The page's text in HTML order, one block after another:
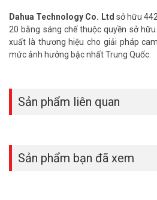
– Nhà kho, xưởng sản xuất: Giám sát
hàng hóa, và đảm bảo an ninh cho khu
– Khách sạn, nhà nghỉ: Giám sát an
viên, đồng thời quản lý hoạt động của cơ
– Bệnh viện: Giám sát an ninh cho
thời quản lý hoạt động của bệnh viện.
– Ngân hàng: Giám sát an ninh cho
Camera HDCVI 2MP Smart Dual Light
IL-A không chỉ là một chiếc camera
Dahua Technology Co. Ltd sở hữu
20 bằng sáng chế thuộc quyền sở
xuất là thương hiệu cho giải pháp
mức ảnh hưởng bậc nhất Trung Quốc.
Sản phẩm liên quan
Sản phẩm bạn đã xem